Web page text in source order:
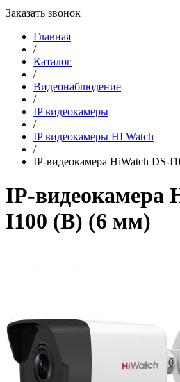
Заказать звонок
Главная
/
Каталог
/
Видеонаблюдение
/
IP видеокамеры
/
IP видеокамеры HI Watch
/
IP-видеокамера HiWatch DS-
IP-видеокамера
I100 (B) (6 мм)